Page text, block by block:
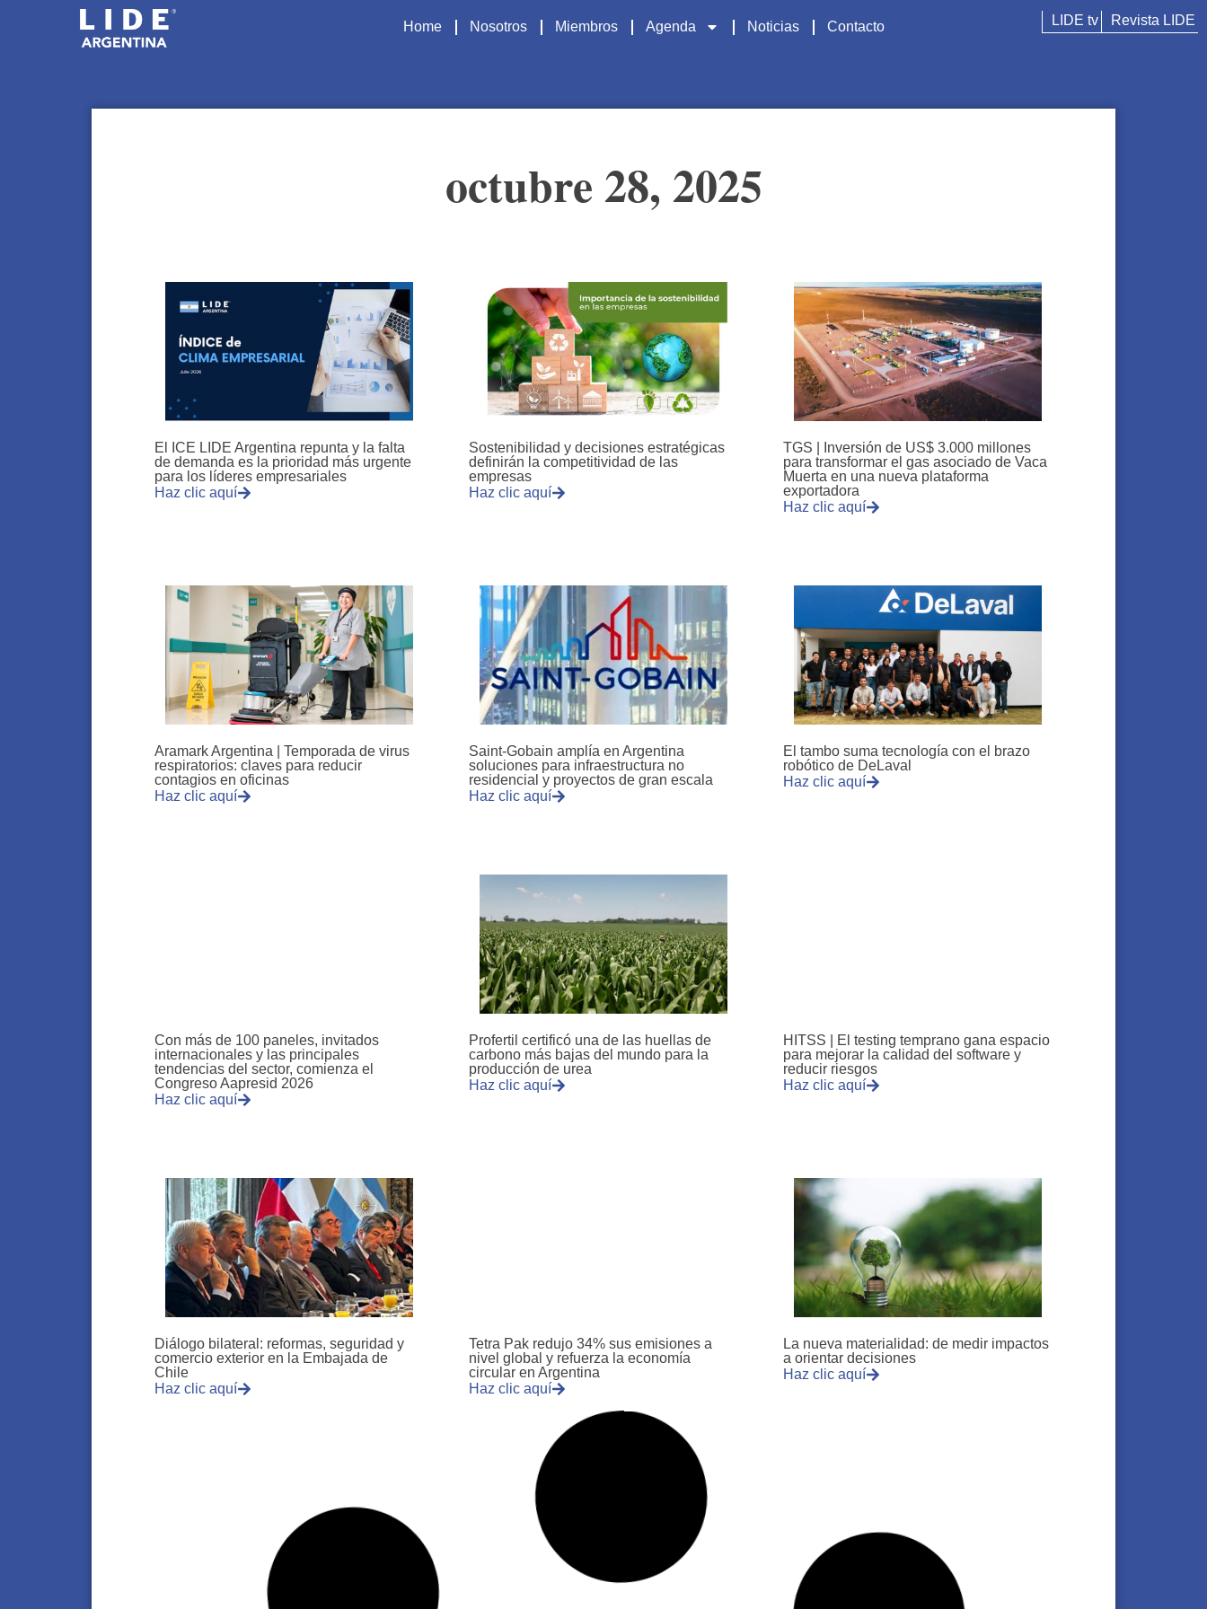
Home Nosotros Miembros Agenda Noticias Contacto LIDE tv Revista LIDE
octubre 28, 2025
El ICE LIDE Argentina repunta y la falta
de demanda es la prioridad más urgente
para los líderes empresariales
Haz clic aquí
Sostenibilidad y decisiones estratégicas
definirán la competitividad de las
empresas
Haz clic aquí
TGS | Inversión de US$ 3.000 millones
para transformar el gas asociado de Vaca
Muerta en una nueva plataforma
exportadora
Haz clic aquí
Aramark Argentina | Temporada de virus
respiratorios: claves para reducir
contagios en oficinas
Haz clic aquí
Saint-Gobain amplía en Argentina
soluciones para infraestructura no
residencial y proyectos de gran escala
Haz clic aquí
El tambo suma tecnología con el brazo
robótico de DeLaval
Haz clic aquí
Con más de 100 paneles, invitados
internacionales y las principales
tendencias del sector, comienza el
Congreso Aapresid 2026
Haz clic aquí
Profertil certificó una de las huellas de
carbono más bajas del mundo para la
producción de urea
Haz clic aquí
HITSS | El testing temprano gana espacio
para mejorar la calidad del software y
reducir riesgos
Haz clic aquí
Diálogo bilateral: reformas, seguridad y
comercio exterior en la Embajada de
Chile
Haz clic aquí
Tetra Pak redujo 34% sus emisiones a
nivel global y refuerza la economía
circular en Argentina
Haz clic aquí
La nueva materialidad: de medir impactos
a orientar decisiones
Haz clic aquí